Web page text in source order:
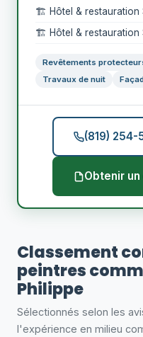
🏗️ Hôtel & restauration
🏗️ Hôtel & restauration
Revêtements
Travaux de nuit
(819) 254-
Obtenir
Classement
peintres
Philippe
Sélectionnés selon les
l'expérience en milieu